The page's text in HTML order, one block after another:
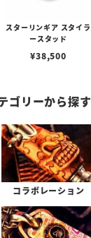
スターリンギア スタイラ
ースタッド
¥38,500
ゴリーから探す
コラボレーション